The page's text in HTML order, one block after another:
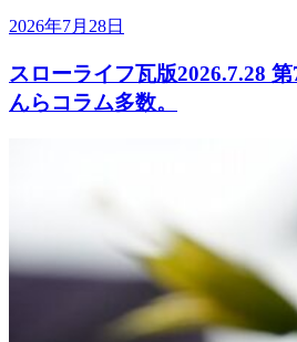
2026年7月28日
スローライフ瓦版2026.7.28
んらコラム多数。